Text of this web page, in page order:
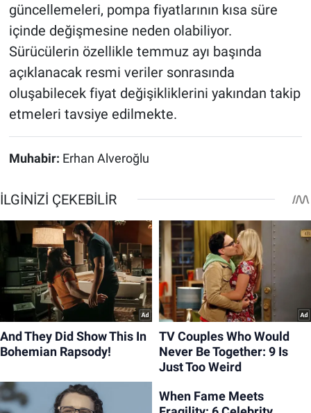
güncellemeleri, pompa fiyatlarının kısa süre
içinde değişmesine neden olabiliyor.
Sürücülerin özellikle temmuz ayı başında
açıklanacak resmi veriler sonrasında
oluşabilecek fiyat değişikliklerini yakından takip
etmeleri tavsiye edilmekte.
Muhabir: Erhan Alveroğlu